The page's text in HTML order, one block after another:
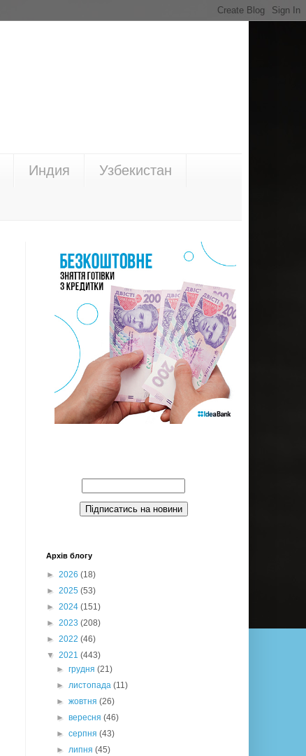
Индия Узбекистан
Архів блогу
► 2026 (18)
► 2025 (53)
► 2024 (151)
► 2023 (208)
► 2022 (46)
▼ 2021 (443)
►грудня(21)
►листопада(11)
►жовтня(26)
►вересня(46)
►серпня(43)
►липня(45)